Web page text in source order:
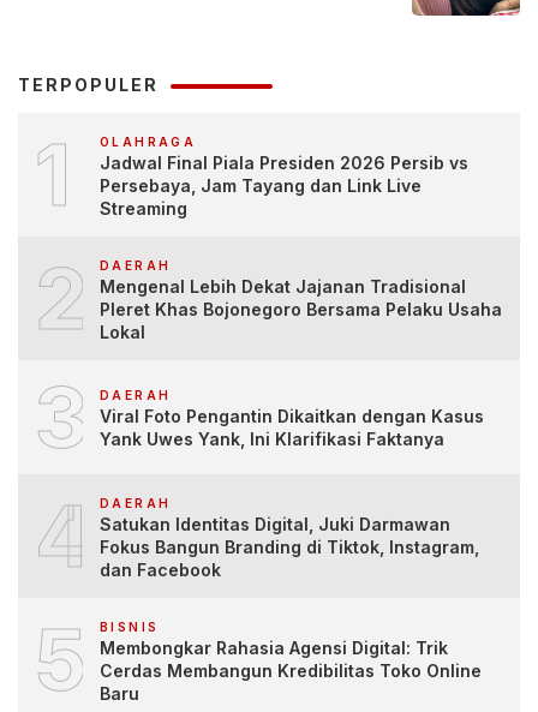
TERPOPULER
1 OLAHRAGA
Jadwal Final Piala Presiden 2026 Persib vs
Persebaya, Jam Tayang dan Link Live
Streaming
2 DAERAH
Mengenal Lebih Dekat Jajanan Tradisional
Pleret Khas Bojonegoro Bersama Pelaku Usaha
Lokal
3 DAERAH
Viral Foto Pengantin Dikaitkan dengan Kasus
Yank Uwes Yank, Ini Klarifikasi Faktanya
4 DAERAH
Satukan Identitas Digital, Juki Darmawan
Fokus Bangun Branding di Tiktok, Instagram,
dan Facebook
5 BISNIS
Membongkar Rahasia Agensi Digital: Trik
Cerdas Membangun Kredibilitas Toko Online
Baru